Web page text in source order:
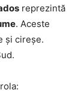
reprezintă
. Aceste
și cireșe.